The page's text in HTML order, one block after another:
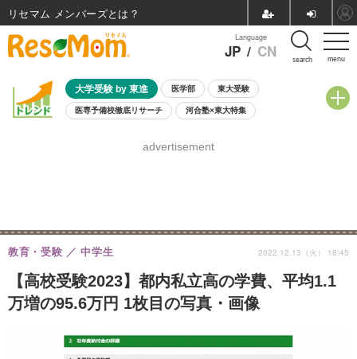
menu
Language
JP / CN search
大学受験 by 東進 医学部 東大受験
医専予備校徹底リサーチ 河合塾×東大特集
8月開催学校説明会・相談会
advertisement
【高校受験2023】都内私立高の学費、平均1.1
万増の95.6万円 1枚目の写真・画像
教育・受験 中学生 2022.12.13（火） 18:45
リセマム メンバーズ